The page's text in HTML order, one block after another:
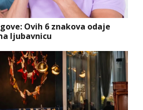
Ovih 6 znakova odaje
ljubavnicu